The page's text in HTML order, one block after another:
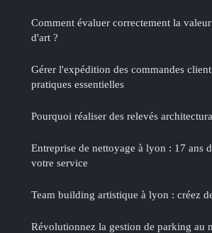
Comment évaluer correctement la
d'art ?
Gérer l'expédition des commandes
pratiques essentielles
Pourquoi réaliser des relevés
Entreprise de nettoyage à lyon : 17 ans
votre service
Team building artistique à lyon : créez
Révolutionnez la gestion de parking au